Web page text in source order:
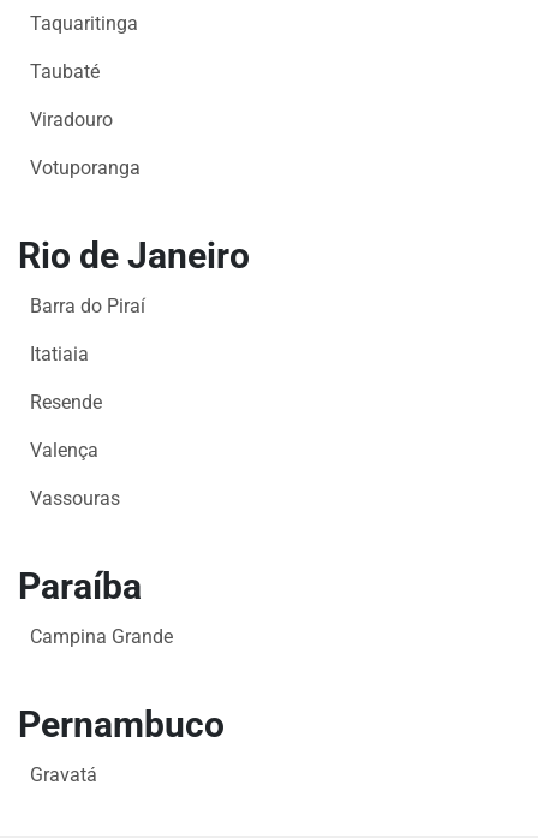
Taquaritinga
Taubaté
Viradouro
Votuporanga
Rio de Janeiro
Barra do Piraí
Itatiaia
Resende
Valença
Vassouras
Paraíba
Campina Grande
Pernambuco
Gravatá